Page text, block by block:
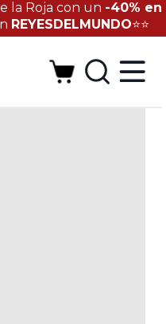
la Roja con un -40% en
REYESDELMUNDO⭐⭐